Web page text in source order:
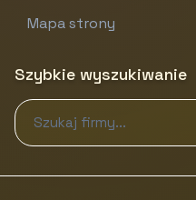
Mapa strony
Szybkie wyszukiwanie